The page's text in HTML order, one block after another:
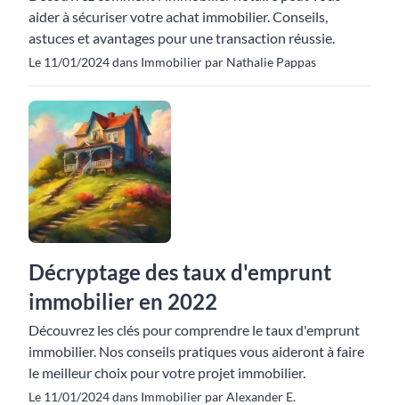
aider à sécuriser votre achat immobilier. Conseils,
astuces et avantages pour une transaction réussie.
Le 11/01/2024 dans Immobilier par Nathalie Pappas
Décryptage des taux d'emprunt
immobilier en 2022
Découvrez les clés pour comprendre le taux d'emprunt
immobilier. Nos conseils pratiques vous aideront à faire
le meilleur choix pour votre projet immobilier.
Le 11/01/2024 dans Immobilier par Alexander E.